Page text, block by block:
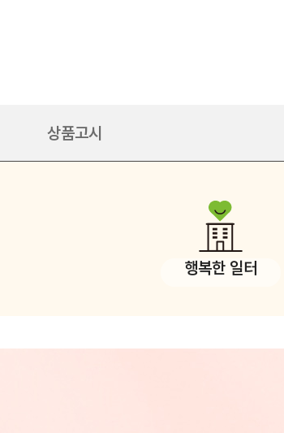
상품고시
행복한 일터